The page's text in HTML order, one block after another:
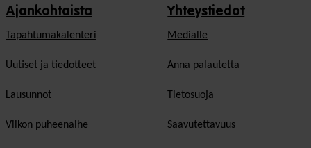
Ajankohtaista
Tapahtumakalenteri
Uutiset ja tiedotteet
Lausunnot
Viikon puheenaihe
Yhteystiedot
Medialle
Anna palautetta
Tietosuoja
Saavutettavuus